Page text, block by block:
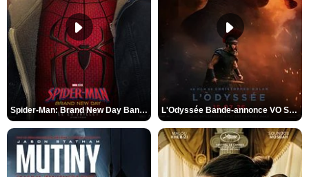
Spider-Man: Brand New Day Bande-annonce VO STFR L'Odyssée Bande-annonce VO STFR